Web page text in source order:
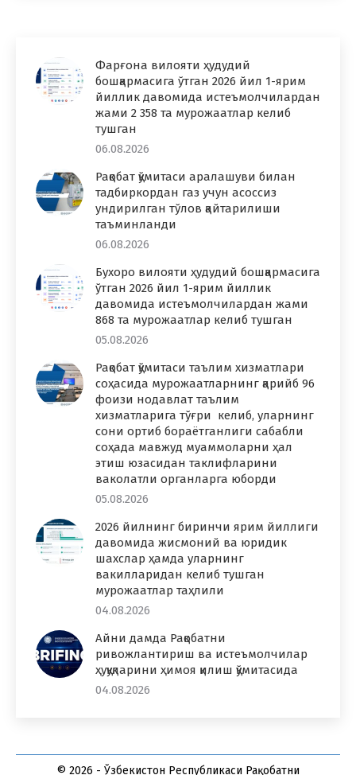
Фарғона вилояти ҳудудий
бошқармасига ўтган 2026 йил 1-ярим
йиллик давомида истеъмолчилардан
жами 2 358 та мурожаатлар келиб
тушган
06.08.2026
Рақобат қўмитаси аралашуви билан
тадбиркордан газ учун асоссиз
ундирилган тўлов қайтарилиши
таъминланди
06.08.2026
Бухоро вилояти ҳудудий бошқармасига
ўтган 2026 йил 1-ярим йиллик
давомида истеъмолчилардан жами
868 та мурожаатлар келиб тушган
05.08.2026
Рақобат қўмитаси таълим хизматлари
соҳасида мурожаатларнинг қарийб 96
фоизи нодавлат таълим
хизматларига тўғри келиб, уларнинг
сони ортиб бораётганлиги сабабли
соҳада мавжуд муаммоларни ҳал
этиш юзасидан таклифларини
ваколатли органларга юборди
05.08.2026
2026 йилнинг биринчи ярим йиллиги
давомида жисмоний ва юридик
шахслар ҳамда уларнинг
вакилларидан келиб тушган
мурожаатлар таҳлили
04.08.2026
Айни дамда Рақобатни
ривожлантириш ва истеъмолчилар
ҳуқуқларини ҳимоя қилиш қўмитасида
04.08.2026
© 2026 - Ўзбекистон Республикаси Рақобатни